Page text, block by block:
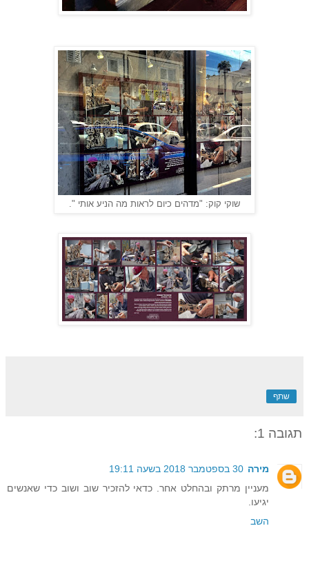
שוקי קוק: "מדהים כיום לראות מה הניע אותי ".
שתף
תגובה 1:
מירה 30 בספטמבר 2018 בשעה 19:11
מעניין מרתק ובהחלט אחר. כדאי להזכיר שוב ושוב כדי שאנשים
יגיעו.
השב